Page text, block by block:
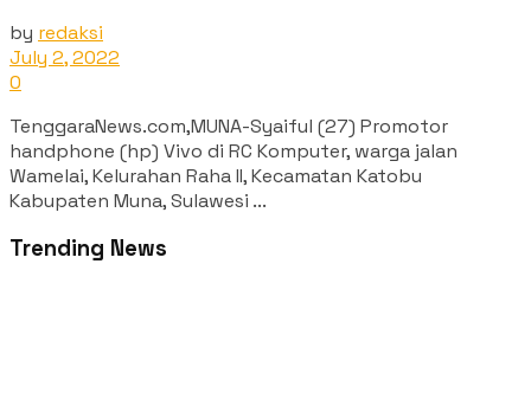
by redaksi
July 2, 2022
0
TenggaraNews.com,MUNA-Syaiful (27) Promotor
handphone (hp) Vivo di RC Komputer, warga jalan
Wamelai, Kelurahan Raha II, Kecamatan Katobu
Kabupaten Muna, Sulawesi ...
Trending News